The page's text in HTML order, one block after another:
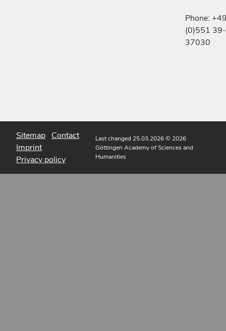
Phone:
(0)551 39-
37030
Sitemap Contact
Imprint
Privacy policy
Last changed 25.03.2026© 2026
Göttingen Academy of Sciences and
Humanities